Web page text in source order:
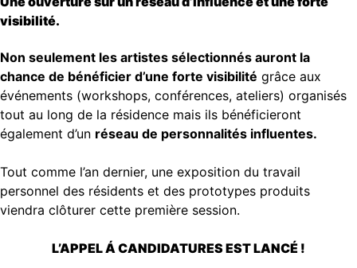
visibilité.
Non seulement les artistes sélectionnés auront la
chance de bénéficier d’une forte visibilité grâce aux
événements (workshops, conférences, ateliers) organisés
tout au long de la résidence mais ils bénéficieront
également d’un réseau de personnalités influentes.
Tout comme l’an dernier, une exposition du travail
personnel des résidents et des prototypes produits
viendra clôturer cette première session.
L’APPEL Á CANDIDATURES EST LANCÉ !